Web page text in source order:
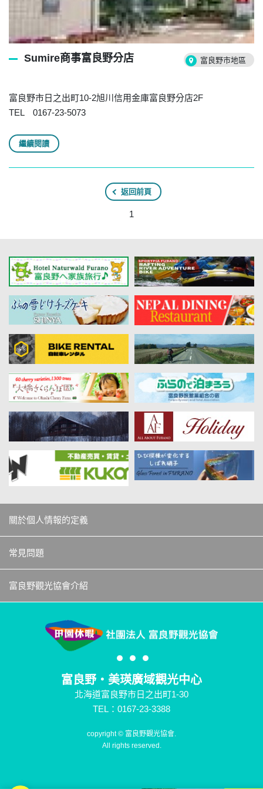
Sumire商事富良野分店 富良野市地區
富良野市日之出町10-2旭川信用金庫富良野分店2F
TEL 0167-23-5073
繼續閱讀
返回前頁
1
關於個人情報的定義
常見問題
富良野觀光協會介紹
富良野・美瑛廣域觀光中心
北海道富良野市日之出町1-30
TEL：0167-23-3388
copyright © 富良野觀光協會.
All rights reserved.